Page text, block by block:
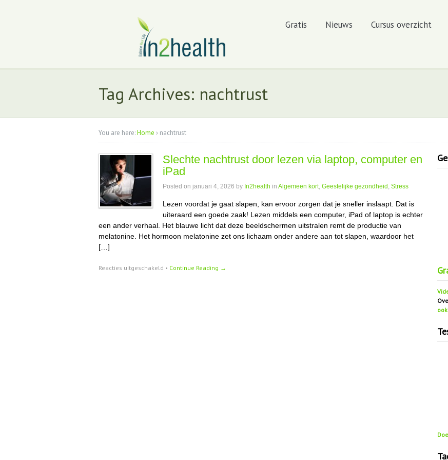
Gratis Nieuws Cursus overzicht
Tag Archives: nachtrust
You are here:Home › nachtrust
Slechte nachtrust door lezen via laptop, computer en
iPad
Posted on januari 4, 2026 by In2health in Algemeen kort,Geestelijke gezondheid ,Stress
Lezen voordat je gaat slapen, kan ervoor zorgen dat je sneller inslaapt. Dat is
uiteraard een goede zaak! Lezen middels een computer, iPad of laptop is echter
een ander verhaal. Het blauwe licht dat deze beeldschermen uitstralen remt de productie van
melatonine. Het hormoon melatonine zet ons lichaam onder andere aan tot slapen, waardoor het
[…]
Reacties uitgeschakeld voor
• Continue Reading →